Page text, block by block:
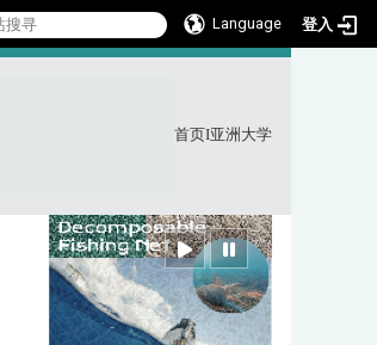
Language 登入
首页I亚洲大学